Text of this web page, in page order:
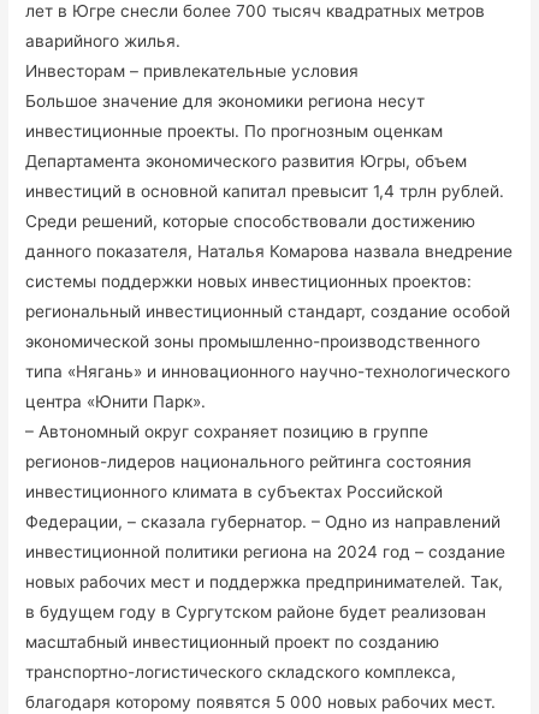
лет в Югре снесли более 700 тысяч квадратных метров
аварийного жилья.
Инвесторам – привлекательные условия
Большое значение для экономики региона несут
инвестиционные проекты. По прогнозным оценкам
Департамента экономического развития Югры, объем
инвестиций в основной капитал превысит 1,4 трлн рублей.
Среди решений, которые способствовали достижению
данного показателя, Наталья Комарова назвала внедрение
системы поддержки новых инвестиционных проектов:
региональный инвестиционный стандарт, создание особой
экономической зоны промышленно-производственного
типа «Нягань» и инновационного научно-технологического
центра «Юнити Парк».
– Автономный округ сохраняет позицию в группе
регионов-лидеров национального рейтинга состояния
инвестиционного климата в субъектах Российской
Федерации, – сказала губернатор. – Одно из направлений
инвестиционной политики региона на 2024 год – создание
новых рабочих мест и поддержка предпринимателей. Так,
в будущем году в Сургутском районе будет реализован
масштабный инвестиционный проект по созданию
транспортно-логистического складского комплекса,
благодаря которому появятся 5 000 новых рабочих мест.